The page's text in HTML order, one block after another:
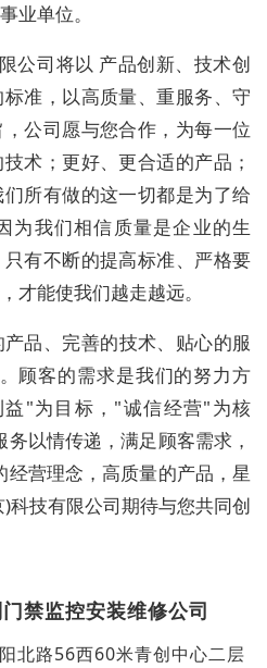
业单位。
公司将以 产品创新、技术创
准，以高质量、重服务、守
公司愿与您合作，为每一位
术；更好、更合适的产品；
所有做的这一切都是为了给
为我们相信质量是企业的生
有不断的提高标准、严格要
才能使我们越走越远。
品、完善的技术、贴心的服
顾客的需求是我们的努力方
"为目标，"诚信经营"为核
以情传递，满足顾客需求，
营理念，高质量的产品，星
科技有限公司期待与您共同创
禁监控安装维修公司
北路56西60米青创中心二层